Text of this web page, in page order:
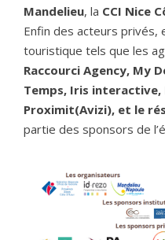
Mandelieu, la CCI Nice
Enfin des acteurs privés,
touristique tels que les
Raccourci Agency, My
Temps, Iris
Proximit(Avizi), et le
partie des sponsors de